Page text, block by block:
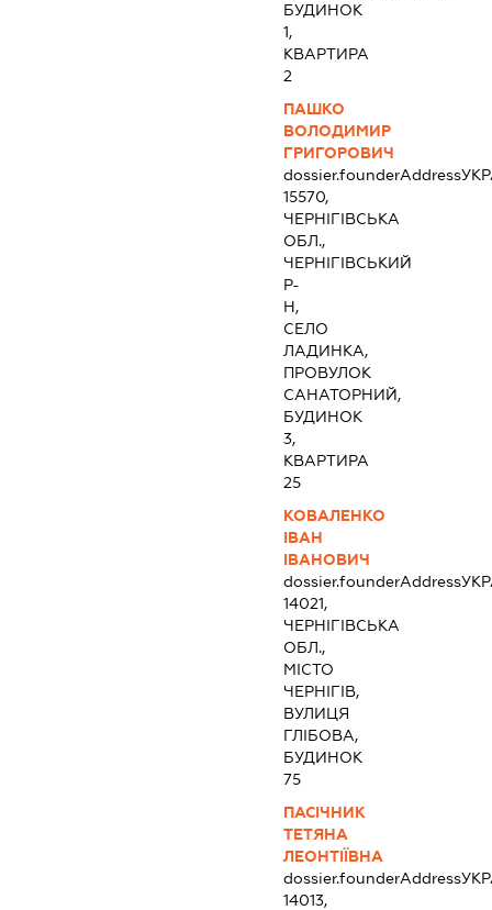
БУДИНОК
1,
КВАРТИРА
2
ПАШКО
ВОЛОДИМИР
ГРИГОРОВИЧ
dossier.founderAddress
15570,
ЧЕРНІГІВСЬКА
ОБЛ.,
ЧЕРНІГІВСЬКИЙ
Р-
Н,
СЕЛО
ЛАДИНКА,
ПРОВУЛОК
САНАТОРНИЙ,
БУДИНОК
3,
КВАРТИРА
25
КОВАЛЕНКО
ІВАН
ІВАНОВИЧ
dossier.founderAddress
14021,
ЧЕРНІГІВСЬКА
ОБЛ.,
МІСТО
ЧЕРНІГІВ,
ВУЛИЦЯ
ГЛІБОВА,
БУДИНОК
75
ПАСІЧНИК
ТЕТЯНА
ЛЕОНТІЇВНА
dossier.founderAddress
14013,